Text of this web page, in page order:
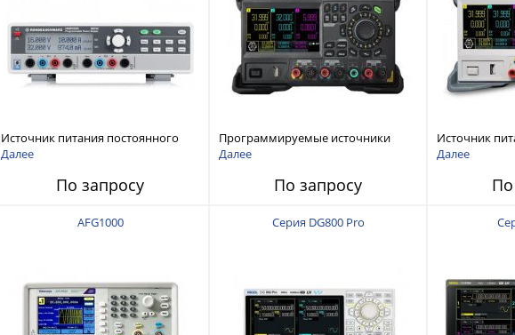
Источник питания постоянного
тока
Далее
По запросу
Программируемые источники
питания постоянного тока с
Далее
По запросу
Источник
тока с
Далее
По
AFG1000 Серия DG800 Pro